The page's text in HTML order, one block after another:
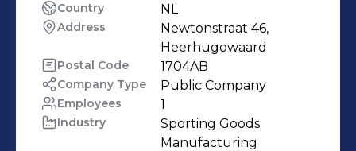
go faster and further than any
conventional scooter, encouraging
consumers of any age to spend more
time being active outside together!
Country NL
Address
Newtonstraat 46,
Heerhugowaard
Postal Code 1704AB
Company Type Public Company
Employees 1
Industry
Sporting Goods
Manufacturing